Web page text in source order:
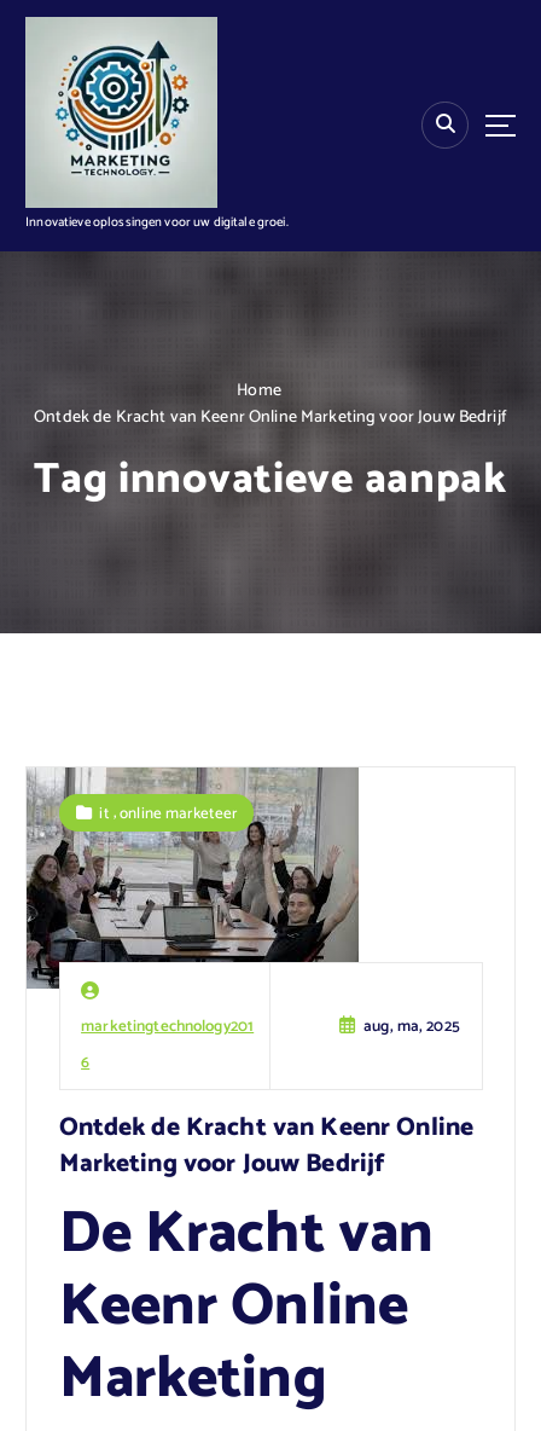
n
Innovatieve oplossingen voor uw digitale groei.
Home
Ontdek de Kracht van Keenr Online Marketing voor Jouw Bedrijf
Tag innovatieve aanpak
marketingtechnology201
6
aug, ma, 2025
it,online marketeer
Ontdek de Kracht van Keenr Online
Marketing voor Jouw Bedrijf
De Kracht van
Keenr Online
Marketing